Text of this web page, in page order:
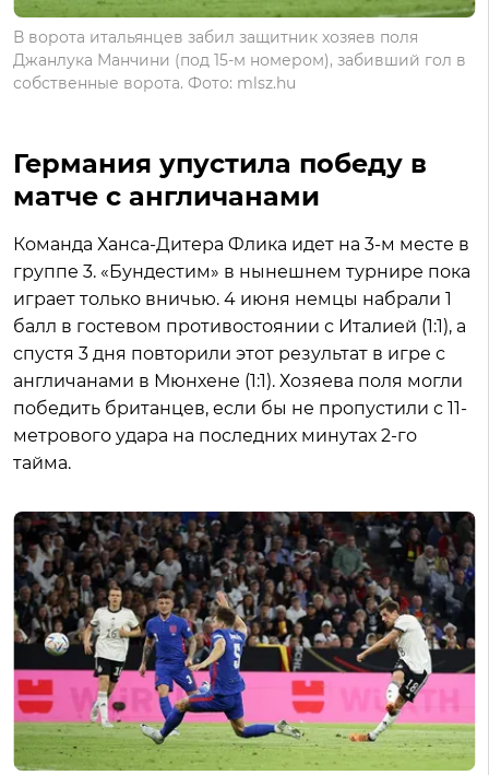
В ворота итальянцев забил защитник хозяев поля
Джанлука Манчини (под 15-м номером), забивший гол в
собственные ворота. Фото: mlsz.hu
Германия упустила победу в
матче с англичанами
Команда Ханса-Дитера Флика идет на 3-м месте в
группе 3. «Бундестим» в нынешнем турнире пока
играет только вничью. 4 июня немцы набрали 1
балл в гостевом противостоянии с Италией (1:1), а
спустя 3 дня повторили этот результат в игре с
англичанами в Мюнхене (1:1). Хозяева поля могли
победить британцев, если бы не пропустили с 11-
метрового удара на последних минутах 2-го
тайма.